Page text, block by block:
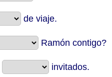
de viaje.
Ramón contigo?
invitados.